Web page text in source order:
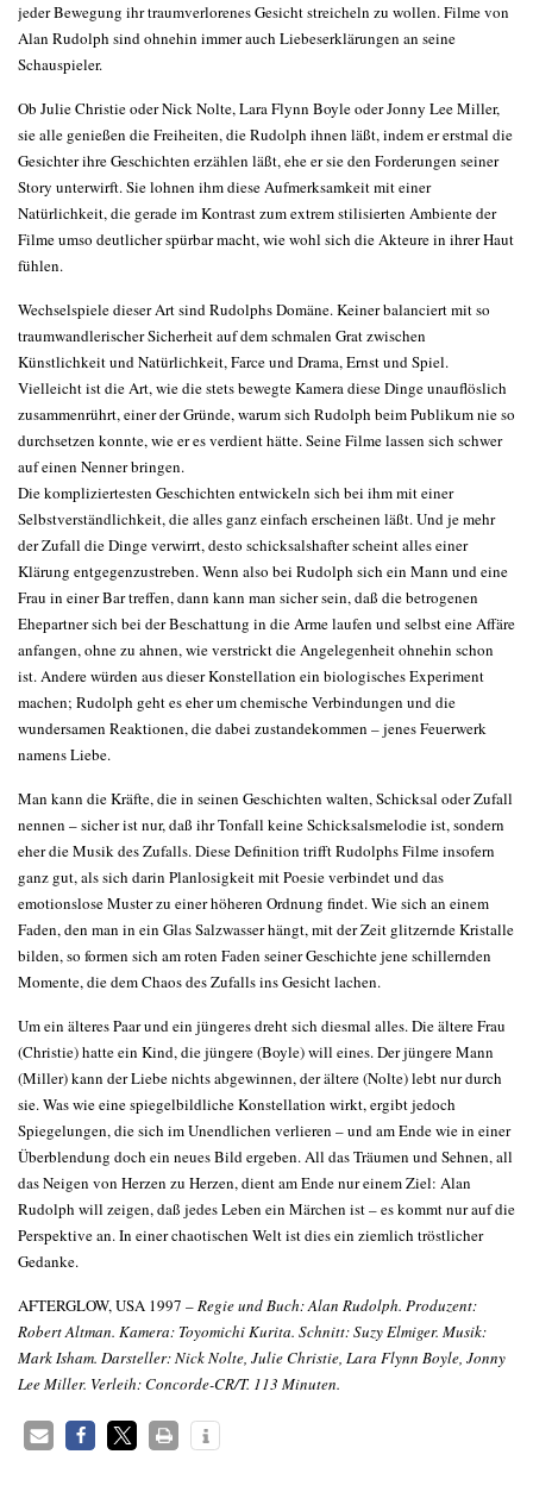
jeder Bewegung ihr traumverlorenes Gesicht streicheln zu wollen. Filme von
Alan Rudolph sind ohnehin immer auch Liebeserklärungen an seine
Schauspieler.
Ob Julie Christie oder Nick Nolte, Lara Flynn Boyle oder Jonny Lee Miller,
sie alle genießen die Freiheiten, die Rudolph ihnen läßt, indem er erstmal die
Gesichter ihre Geschichten erzählen läßt, ehe er sie den Forderungen seiner
Story unterwirft. Sie lohnen ihm diese Aufmerksamkeit mit einer
Natürlichkeit, die gerade im Kontrast zum extrem stilisierten Ambiente der
Filme umso deutlicher spürbar macht, wie wohl sich die Akteure in ihrer Haut
fühlen.
Wechselspiele dieser Art sind Rudolphs Domäne. Keiner balanciert mit so
traumwandlerischer Sicherheit auf dem schmalen Grat zwischen
Künstlichkeit und Natürlichkeit, Farce und Drama, Ernst und Spiel.
Vielleicht ist die Art, wie die stets bewegte Kamera diese Dinge unauflöslich
zusammenrührt, einer der Gründe, warum sich Rudolph beim Publikum nie so
durchsetzen konnte, wie er es verdient hätte. Seine Filme lassen sich schwer
auf einen Nenner bringen.
Die kompliziertesten Geschichten entwickeln sich bei ihm mit einer
Selbstverständlichkeit, die alles ganz einfach erscheinen läßt. Und je mehr
der Zufall die Dinge verwirrt, desto schicksalshafter scheint alles einer
Klärung entgegenzustreben. Wenn also bei Rudolph sich ein Mann und eine
Frau in einer Bar treffen, dann kann man sicher sein, daß die betrogenen
Ehepartner sich bei der Beschattung in die Arme laufen und selbst eine Affäre
anfangen, ohne zu ahnen, wie verstrickt die Angelegenheit ohnehin schon
ist. Andere würden aus dieser Konstellation ein biologisches Experiment
machen; Rudolph geht es eher um chemische Verbindungen und die
wundersamen Reaktionen, die dabei zustandekommen – jenes Feuerwerk
namens Liebe.
Man kann die Kräfte, die in seinen Geschichten walten, Schicksal oder Zufall
nennen – sicher ist nur, daß ihr Tonfall keine Schicksalsmelodie ist, sondern
eher die Musik des Zufalls. Diese Definition trifft Rudolphs Filme insofern
ganz gut, als sich darin Planlosigkeit mit Poesie verbindet und das
emotionslose Muster zu einer höheren Ordnung findet. Wie sich an einem
Faden, den man in ein Glas Salzwasser hängt, mit der Zeit glitzernde Kristalle
bilden, so formen sich am roten Faden seiner Geschichte jene schillernden
Momente, die dem Chaos des Zufalls ins Gesicht lachen.
Um ein älteres Paar und ein jüngeres dreht sich diesmal alles. Die ältere Frau
(Christie) hatte ein Kind, die jüngere (Boyle) will eines. Der jüngere Mann
(Miller) kann der Liebe nichts abgewinnen, der ältere (Nolte) lebt nur durch
sie. Was wie eine spiegelbildliche Konstellation wirkt, ergibt jedoch
Spiegelungen, die sich im Unendlichen verlieren – und am Ende wie in einer
Überblendung doch ein neues Bild ergeben. All das Träumen und Sehnen, all
das Neigen von Herzen zu Herzen, dient am Ende nur einem Ziel: Alan
Rudolph will zeigen, daß jedes Leben ein Märchen ist – es kommt nur auf die
Perspektive an. In einer chaotischen Welt ist dies ein ziemlich tröstlicher
Gedanke.
AFTERGLOW, USA 1997 –Regie und Buch: Alan Rudolph. Produzent:
Robert Altman. Kamera: Toyomichi Kurita. Schnitt: Suzy Elmiger. Musik:
Mark Isham. Darsteller: Nick Nolte, Julie Christie, Lara Flynn Boyle, Jonny
Lee Miller. Verleih: Concorde-CR/T. 113 Minuten.